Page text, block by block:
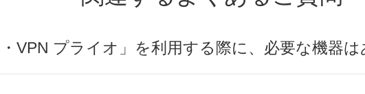
・VPN プライオ」を利用する際に、必要な機器は